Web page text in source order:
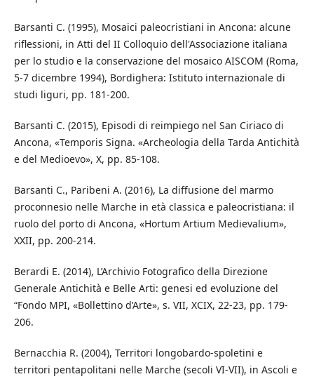
Barsanti C. (1995), Mosaici paleocristiani in Ancona: alcune
riflessioni, in Atti del II Colloquio dell'Associazione italiana
per lo studio e la conservazione del mosaico AISCOM (Roma,
5-7 dicembre 1994), Bordighera: Istituto internazionale di
studi liguri, pp. 181-200.
Barsanti C. (2015), Episodi di reimpiego nel San Ciriaco di
Ancona, «Temporis Signa. «Archeologia della Tarda Antichità
e del Medioevo», X, pp. 85-108.
Barsanti C., Paribeni A. (2016), La diffusione del marmo
proconnesio nelle Marche in età classica e paleocristiana: il
ruolo del porto di Ancona, «Hortum Artium Medievalium»,
XXII, pp. 200-214.
Berardi E. (2014), L’Archivio Fotografico della Direzione
Generale Antichità e Belle Arti: genesi ed evoluzione del
“Fondo MPI, «Bollettino d’Arte», s. VII, XCIX, 22-23, pp. 179-
206.
Bernacchia R. (2004), Territori longobardo-spoletini e
territori pentapolitani nelle Marche (secoli VI-VII), in Ascoli e